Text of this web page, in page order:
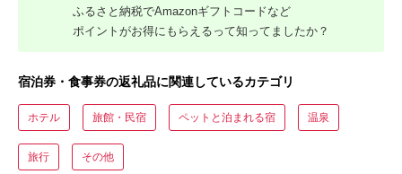
ふるさと納税でAmazonギフトコードなど
ポイントがお得にもらえるって知ってましたか？
宿泊券・食事券の返礼品に関連しているカテゴリ
ホテル 旅館・民宿 ペットと泊まれる宿 温泉
旅行 その他